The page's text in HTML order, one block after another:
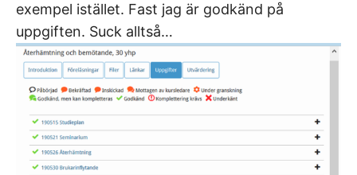
exempel istället. Fast jag är godkänd på
uppgiften. Suck alltså…